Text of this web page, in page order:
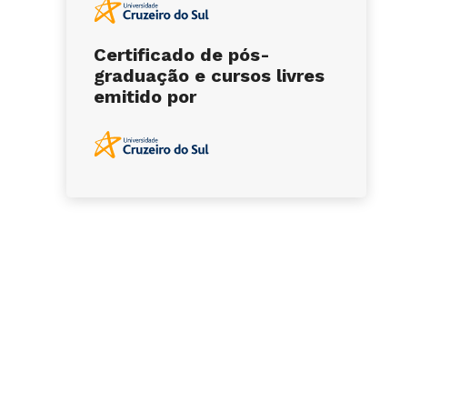
Certificado de pós-
graduação e cursos livres
emitido por